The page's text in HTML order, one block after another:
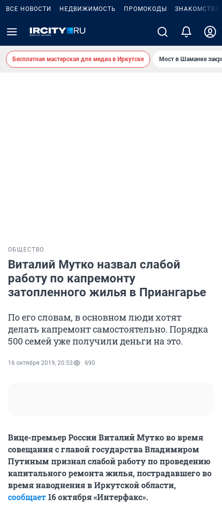
ВСЕ НОВОСТИ НЕДВИЖИМОСТЬ ПРОМОКОДЫ ЗНАКОМСТВА
Бесплатная мастерская для медиа в Иркутске Мост в Шаманке
ОБЩЕСТВО
Виталий Мутко назвал слабой
работу по капремонту
затопленного жилья в Приангарье
По его словам, в основном люди хотят
делать капремонт самостоятельно. Порядка
500 семей уже получили деньги на это.
16 октября 2019, 20:53 690
Вице-премьер России Виталий Мутко во время
совещания с главой государства Владимиром
Путиным признал слабой работу по проведению
капитального ремонта жилья, пострадавшего во
время наводнения в Иркутской области,
сообщает16 октября «Интерфакс».